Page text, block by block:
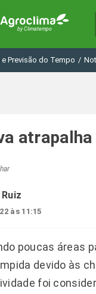
e Previsão do Tempo /
às 11:15
poucas áreas
devido às
foi